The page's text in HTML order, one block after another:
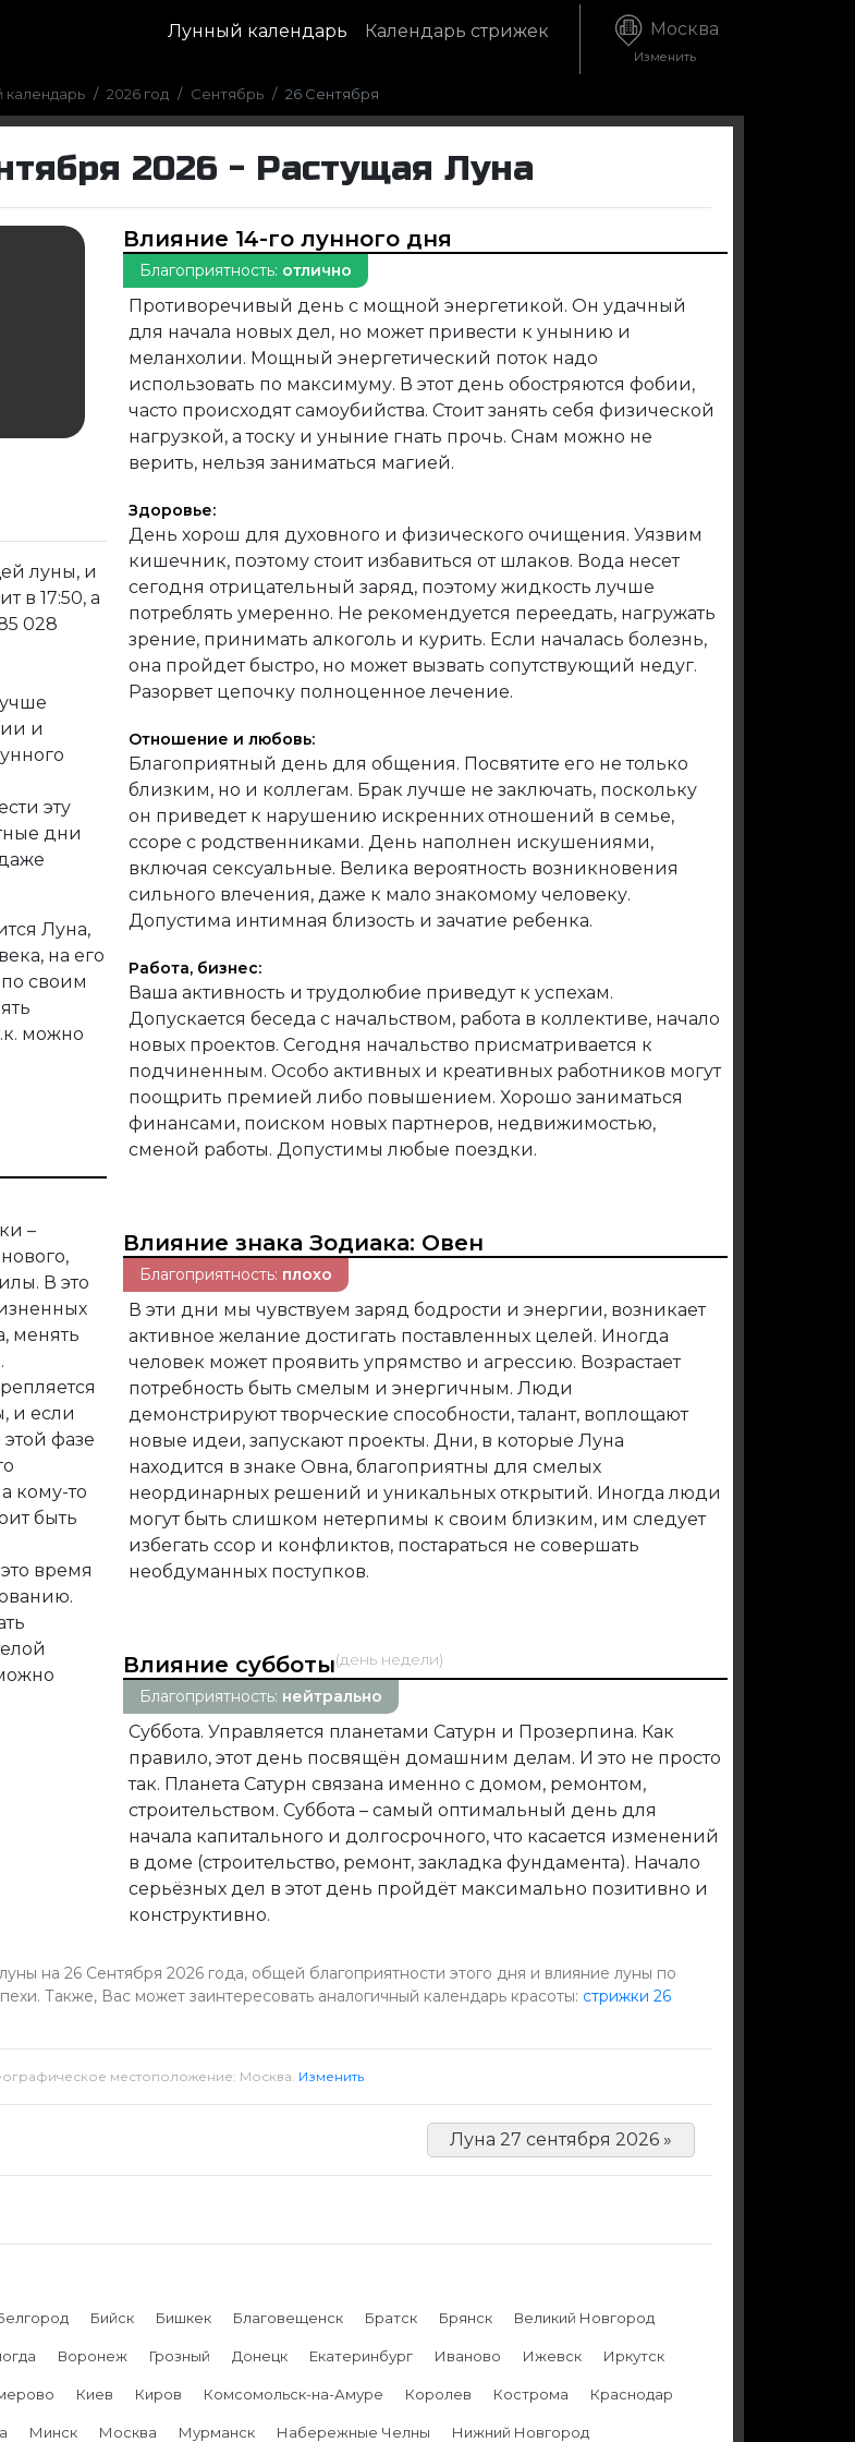
Лунный календарь Календарь стрижек Москва
Изменить
календарь 2026 год Сентябрь 26 Сентября
2026 - Растущая Луна
луны, и
в 17:50, а
028
и
эту
дни
Луна,
на его
своим
можно
–
В это
менять
и если
фазе
кому-то
быть
время
Влияние 14-го лунного дня
Благоприятность: отлично
Противоречивый день с мощной энергетикой. Он удачный
для начала новых дел, но может привести к унынию и
меланхолии. Мощный энергетический поток надо
использовать по максимуму. В этот день обостряются фобии,
часто происходят самоубийства. Стоит занять себя физической
нагрузкой, а тоску и уныние гнать прочь. Снам можно не
верить, нельзя заниматься магией.
Здоровье:
День хорош для духовного и физического очищения. Уязвим
кишечник, поэтому стоит избавиться от шлаков. Вода несет
сегодня отрицательный заряд, поэтому жидкость лучше
потреблять умеренно. Не рекомендуется переедать, нагружать
зрение, принимать алкоголь и курить. Если началась болезнь,
она пройдет быстро, но может вызвать сопутствующий недуг.
Разорвет цепочку полноценное лечение.
Отношение и любовь:
Благоприятный день для общения. Посвятите его не только
близким, но и коллегам. Брак лучше не заключать, поскольку
он приведет к нарушению искренних отношений в семье,
ссоре с родственниками. День наполнен искушениями,
включая сексуальные. Велика вероятность возникновения
сильного влечения, даже к мало знакомому человеку.
Допустима интимная близость и зачатие ребенка.
Работа, бизнес:
Ваша активность и трудолюбие приведут к успехам.
Допускается беседа с начальством, работа в коллективе, начало
новых проектов. Сегодня начальство присматривается к
подчиненным. Особо активных и креативных работников могут
поощрить премией либо повышением. Хорошо заниматься
финансами, поиском новых партнеров, недвижимостью,
сменой работы. Допустимы любые поездки.
Влияние знака Зодиака: Овен
Благоприятность: плохо
В эти дни мы чувствуем заряд бодрости и энергии, возникает
активное желание достигать поставленных целей. Иногда
человек может проявить упрямство и агрессию. Возрастает
потребность быть смелым и энергичным. Люди
демонстрируют творческие способности, талант, воплощают
новые идеи, запускают проекты. Дни, в которые Луна
находится в знаке Овна, благоприятны для смелых
неординарных решений и уникальных открытий. Иногда люди
могут быть слишком нетерпимы к своим близким, им следует
избегать ссор и конфликтов, постараться не совершать
необдуманных поступков.
Влияние субботы(день недели)
Благоприятность: нейтрально
Суббота. Управляется планетами Сатурн и Прозерпина. Как
правило, этот день посвящён домашним делам. И это не просто
так. Планета Сатурн связана именно с домом, ремонтом,
строительством. Суббота – самый оптимальный день для
начала капитального и долгосрочного, что касается изменений
в доме (строительство, ремонт, закладка фундамента). Начало
серьёзных дел в этот день пройдёт максимально позитивно и
конструктивно.
на 26 Сентября 2026 года, общей благоприятности этого дня и влияние луны по
Также, Вас может заинтересовать аналогичный календарь красоты: стрижки 26
местоположение: Москва. Изменить
Луна 27 сентября 2026 »
Бийск Бишкек Благовещенск Братск Брянск Великий Новгород
Воронеж Грозный Донецк Екатеринбург Иваново Ижевск Иркутск
Киев Киров Комсомольск-на-Амуре Королев Кострома Краснодар
Минск Москва Мурманск Набережные Челны Нижний Новгород